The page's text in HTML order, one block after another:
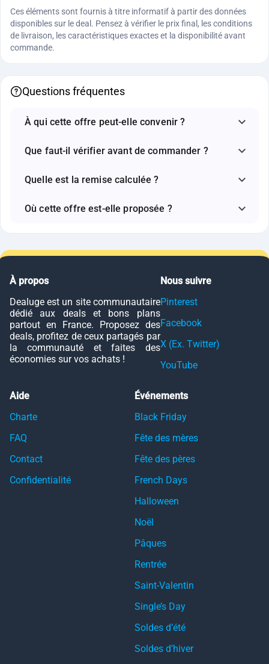
Ces éléments sont fournis à titre informatif à partir des données
disponibles sur le deal. Pensez à vérifier le prix final, les conditions
de livraison, les caractéristiques exactes et la disponibilité avant
commande.
Questions fréquentes
À qui cette offre peut-elle convenir ?
Que faut-il vérifier avant de commander ?
Quelle est la remise calculée ?
Où cette offre est-elle proposée ?
À propos
Dealuge est un site communautaire
dédié aux deals et bons plans
partout en France. Proposez des
deals, profitez de ceux partagés par
la communauté et faites des
économies sur vos achats !
Nous suivre
Pinterest
Facebook
X (Ex. Twitter)
YouTube
Aide
Charte
FAQ
Contact
Confidentialité
Événements
Black Friday
Fête des mères
Fête des pères
French Days
Halloween
Noël
Pâques
Rentrée
Saint-Valentin
Single’s Day
Soldes d’été
Soldes d’hiver